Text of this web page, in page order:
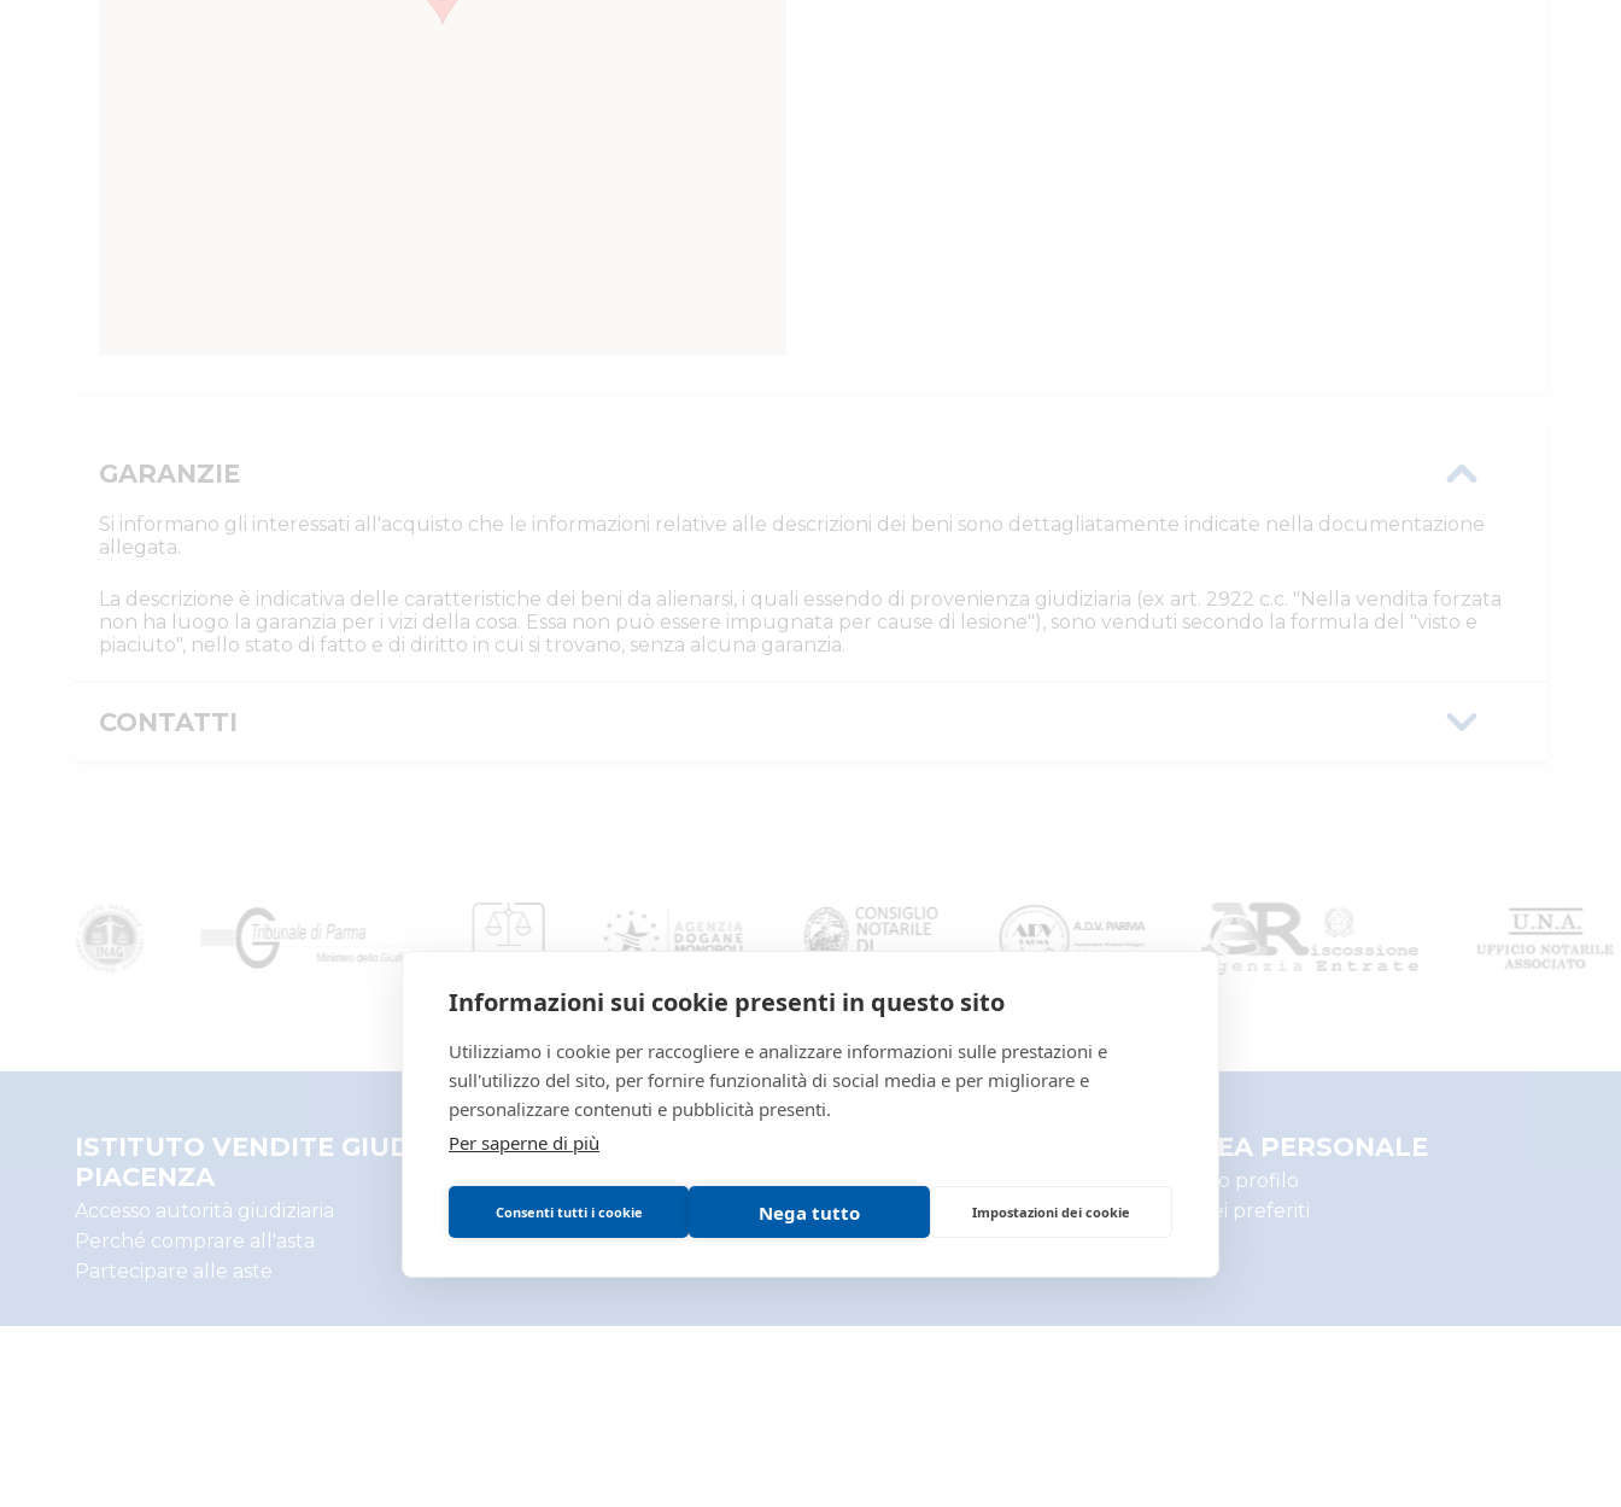
GARANZIE
Si informano gli interessati all'acquisto che le informazioni relative alle descrizioni dei beni sono dettagliatamente indicate nella documentazione
allegata.
La descrizione è indicativa delle caratteristiche dei beni da alienarsi, i quali essendo di provenienza giudiziaria (ex art. 2922 c.c. "Nella vendita forzata
non ha luogo la garanzia per i vizi della cosa. Essa non può essere impugnata per cause di lesione"), sono venduti secondo la formula del "visto e
piaciuto", nello stato di fatto e di diritto in cui si trovano, senza alcuna garanzia.
CONTATTI
ISTITUTO VENDITE GIUDIZIARIE PARMA E
PIACENZA
Accesso autorità giudiziaria
Perché comprare all'asta
Partecipare alle aste
Immobili
Beni mobili
Aziende
AREA PERSONALE
Il mio profilo
I miei preferiti
Informazioni sui cookie presenti in questo sito
Utilizziamo i cookie per raccogliere e analizzare informazioni sulle prestazioni e
sull'utilizzo del sito, per fornire funzionalità di social media e per migliorare e
personalizzare contenuti e pubblicità presenti.
Per saperne di più
Consenti tutti i cookie Nega tutto Impostazioni dei cookie